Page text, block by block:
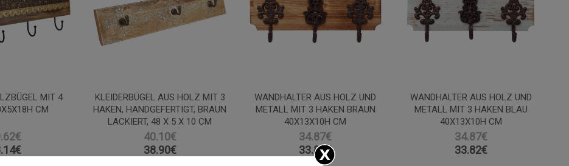
MIT 4
CM
€
KLEIDERBÜGEL AUS HOLZ MIT 3
HAKEN, HANDGEFERTIGT, BRAUN
LACKIERT, 48 X 5 X 10 CM
40.10€
38.90€
WANDHALTER AUS HOLZ UND
METALL MIT 3 HAKEN BRAUN
40X13X10H CM
34.87€
33.82€
WANDHALTER AUS HOLZ UND
METALL MIT 3 HAKEN BLAU
40X13X10H CM
34.87€
33.82€